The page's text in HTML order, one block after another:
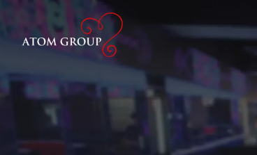
最新ニュース
求人情報サイト